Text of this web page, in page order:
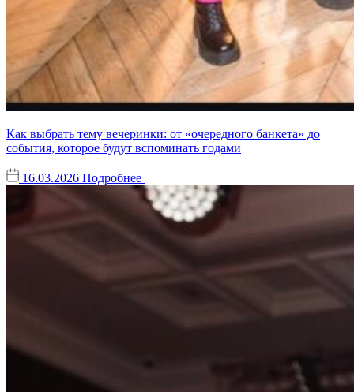
Как выбрать тему вечеринки: от «очередного банкета» до
события, которое будут вспоминать годами
16.03.2026 Подробнее